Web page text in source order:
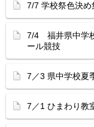
7/7 学校祭色決め
7/4 福井県中学
ール競技
7／3 県中学校
7／1 ひまわり教